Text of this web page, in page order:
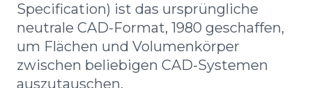
Specification) ist das ursprüngliche
neutrale CAD-Format, 1980 geschaffen,
um Flächen und Volumenkörper
zwischen beliebigen CAD-Systemen
auszutauschen.